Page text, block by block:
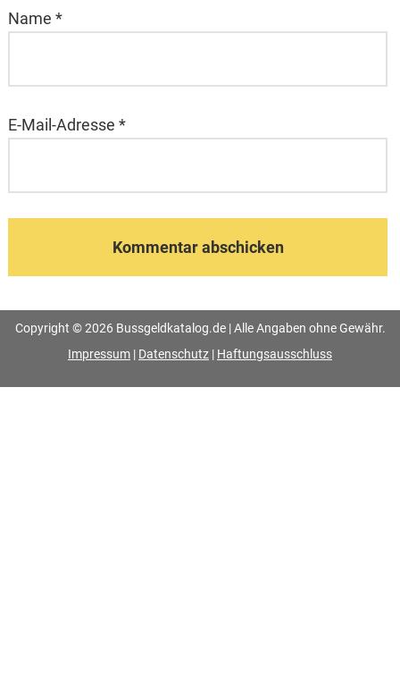
Name *
E-Mail-Adresse *
Copyright © 2026 Bussgeldkatalog.de | Alle Angaben ohne Gewähr.
Impressum | Datenschutz | Haftungsausschluss